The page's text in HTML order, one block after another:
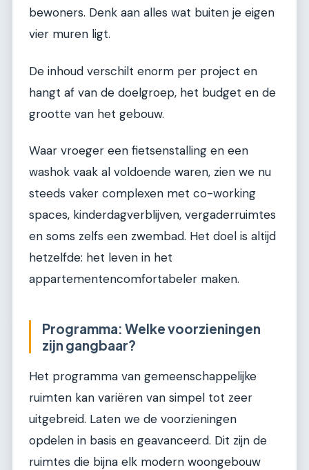
bewoners. Denk aan alles wat buiten je eigen
vier muren ligt.
De inhoud verschilt enorm per project en
hangt af van de doelgroep, het budget en de
grootte van het gebouw.
Waar vroeger een fietsenstalling en een
washok vaak al voldoende waren, zien we nu
steeds vaker complexen met co-working
spaces, kinderdagverblijven, vergaderruimtes
en soms zelfs een zwembad. Het doel is altijd
hetzelfde: het leven in het
appartementencomfortabeler maken.
Programma: Welke voorzieningen
zijn gangbaar?
Het programma van gemeenschappelijke
ruimten kan variëren van simpel tot zeer
uitgebreid. Laten we de voorzieningen
opdelen in basis en geavanceerd. Dit zijn de
ruimtes die bijna elk modern woongebouw